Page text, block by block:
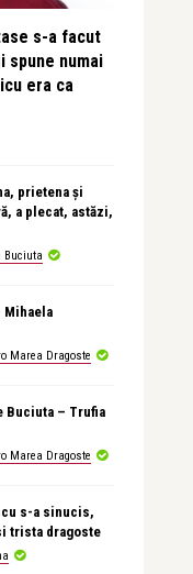
s-a facut
spune numai
era ca
prietena și
a plecat, astăzi,
Buciuta
Mihaela
Marea Dragoste
Buciuta – Trufia
Marea Dragoste
s-a sinucis,
trista dragoste